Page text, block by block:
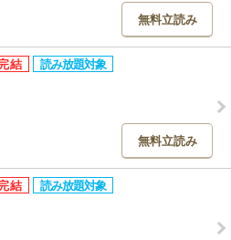
無料立読み
無料立読み